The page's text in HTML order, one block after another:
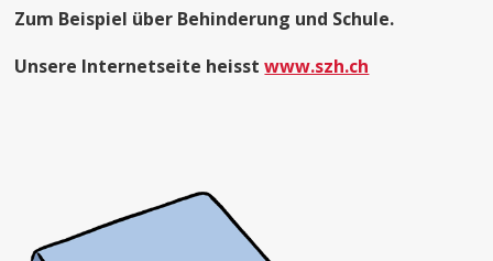
Zum Beispiel über Behinderung und Schule.
Unsere Internetseite heisstwww.szh.ch